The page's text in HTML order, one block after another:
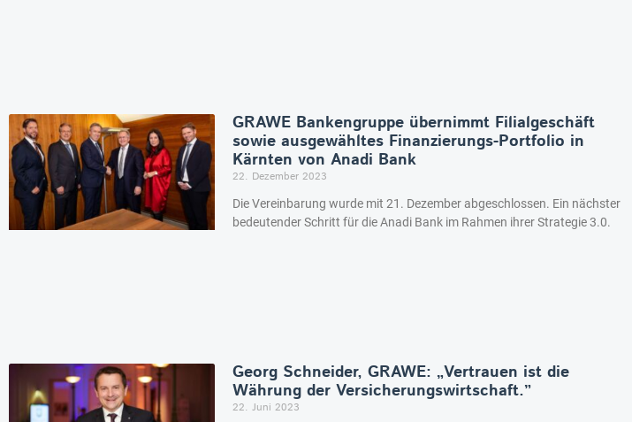
GRAWE Bankengruppe übernimmt Filialgeschäft
sowie ausgewähltes Finanzierungs-Portfolio in
Kärnten von Anadi Bank
22. Dezember 2023
Die Vereinbarung wurde mit 21. Dezember abgeschlossen. Ein nächster
bedeutender Schritt für die Anadi Bank im Rahmen ihrer Strategie 3.0.
Georg Schneider, GRAWE: „Vertrauen ist die
Währung der Versicherungswirtschaft.”
22. Juni 2023